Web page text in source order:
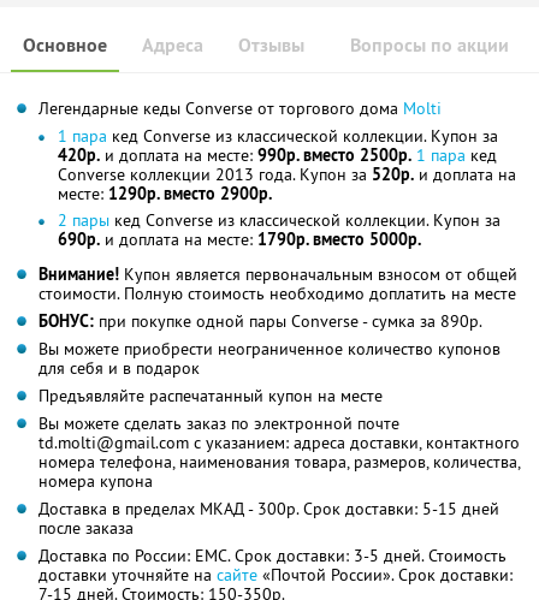
Основное Отзывы Вопросы по акции
Адреса
Легендарные кеды Converse от торгового дома Molti
1 пара кед Converse из классической коллекции. Купон за
420р. и доплата на месте: 990р. вместо 2500р. 1 пара кед
Converse коллекции 2013 года. Купон за 520р. и доплата на
месте: 1290р. вместо 2900р.
2 пары кед Converse из классической коллекции. Купон за
690р. и доплата на месте: 1790р. вместо 5000р.
Внимание! Купон является первоначальным взносом от общей
стоимости. Полную стоимость необходимо доплатить на месте
БОНУС: при покупке одной пары Converse - сумка за 890р.
Вы можете приобрести неограниченное количество купонов
для себя и в подарок
Предъявляйте распечатанный купон на месте
Вы можете сделать заказ по электронной почте
td.molti@gmail.com с указанием: адреса доставки, контактного
номера телефона, наименования товара, размеров, количества,
номера купона
Доставка в пределах МКАД - 300р. Срок доставки: 5-15 дней
после заказа
Доставка по России: ЕМС. Срок доставки: 3-5 дней. Стоимость
доставки уточняйте на сайте «Почтой России». Срок доставки:
7-15 дней. Стоимость: 150-350р.